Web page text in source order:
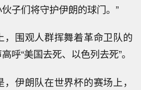
子们将守护伊朗的球门。”
，围观人群挥舞着革命卫队的
呼“美国去死、以色列去死”。
伊朗队在世界杯的赛场上，